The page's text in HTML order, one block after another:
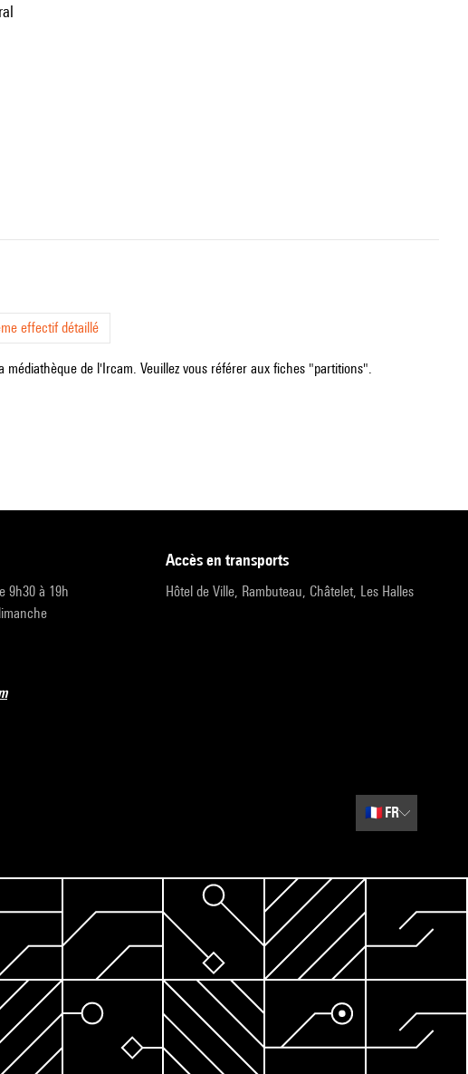
effectif détaillé
de l'Ircam. Veuillez vous référer aux fiches "partitions".
9h30 à 19h
accès en transports
Hôtel de Ville, Rambuteau, Châtelet, Les Halles
🇫🇷 FR